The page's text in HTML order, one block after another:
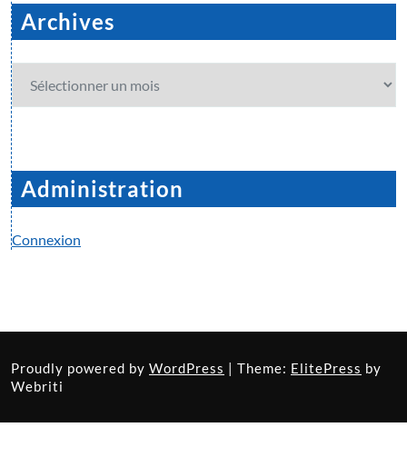
Archives
Archives
Administration
Connexion
Proudly powered by WordPress | Theme: ElitePress by
Webriti